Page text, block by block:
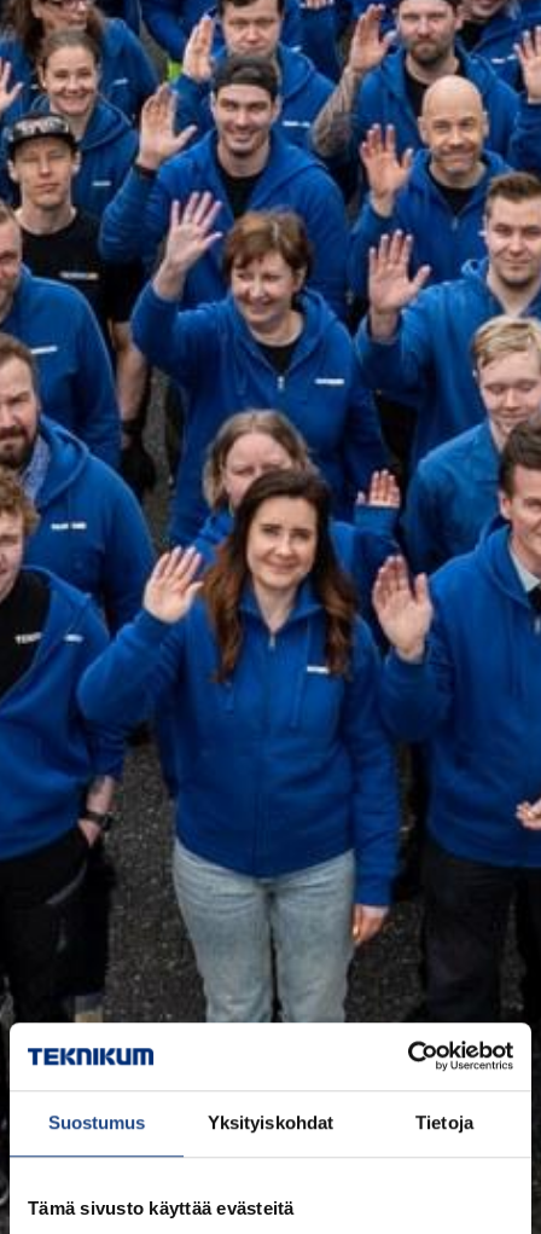
Suostumus Yksityiskohdat Tietoja
Tämä sivusto käyttää evästeitä